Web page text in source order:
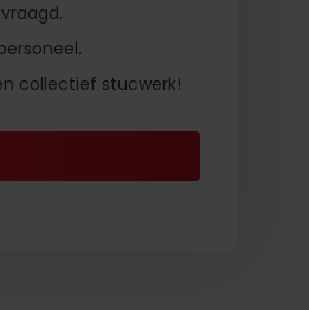
collectief stucwerk!